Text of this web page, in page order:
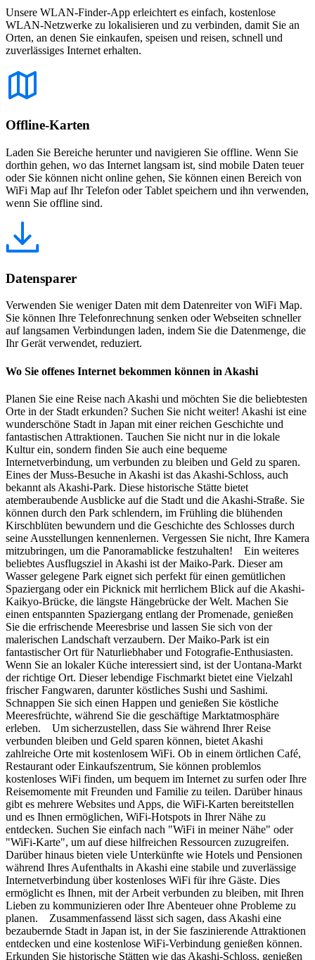
Unsere WLAN-Finder-App erleichtert es einfach, kostenlose
WLAN-Netzwerke zu lokalisieren und zu verbinden, damit Sie an
Orten, an denen Sie einkaufen, speisen und reisen, schnell und
zuverlässiges Internet erhalten.
Offline-Karten
Laden Sie Bereiche herunter und navigieren Sie offline. Wenn Sie
dorthin gehen, wo das Internet langsam ist, sind mobile Daten teuer
oder Sie können nicht online gehen, Sie können einen Bereich von
WiFi Map auf Ihr Telefon oder Tablet speichern und ihn verwenden,
wenn Sie offline sind.
Datensparer
Verwenden Sie weniger Daten mit dem Datenreiter von WiFi Map.
Sie können Ihre Telefonrechnung senken oder Webseiten schneller
auf langsamen Verbindungen laden, indem Sie die Datenmenge, die
Ihr Gerät verwendet, reduziert.
Wo Sie offenes Internet bekommen können in Akashi
Planen Sie eine Reise nach Akashi und möchten Sie die beliebtesten
Orte in der Stadt erkunden? Suchen Sie nicht weiter! Akashi ist eine
wunderschöne Stadt in Japan mit einer reichen Geschichte und
fantastischen Attraktionen. Tauchen Sie nicht nur in die lokale
Kultur ein, sondern finden Sie auch eine bequeme
Internetverbindung, um verbunden zu bleiben und Geld zu sparen.
Eines der Muss-Besuche in Akashi ist das Akashi-Schloss, auch
bekannt als Akashi-Park. Diese historische Stätte bietet
atemberaubende Ausblicke auf die Stadt und die Akashi-Straße. Sie
können durch den Park schlendern, im Frühling die blühenden
Kirschblüten bewundern und die Geschichte des Schlosses durch
seine Ausstellungen kennenlernen. Vergessen Sie nicht, Ihre Kamera
mitzubringen, um die Panoramablicke festzuhalten! Ein weiteres
beliebtes Ausflugsziel in Akashi ist der Maiko-Park. Dieser am
Wasser gelegene Park eignet sich perfekt für einen gemütlichen
Spaziergang oder ein Picknick mit herrlichem Blick auf die Akashi-
Kaikyo-Brücke, die längste Hängebrücke der Welt. Machen Sie
einen entspannten Spaziergang entlang der Promenade, genießen
Sie die erfrischende Meeresbrise und lassen Sie sich von der
malerischen Landschaft verzaubern. Der Maiko-Park ist ein
fantastischer Ort für Naturliebhaber und Fotografie-Enthusiasten.
Wenn Sie an lokaler Küche interessiert sind, ist der Uontana-Markt
der richtige Ort. Dieser lebendige Fischmarkt bietet eine Vielzahl
frischer Fangwaren, darunter köstliches Sushi und Sashimi.
Schnappen Sie sich einen Happen und genießen Sie köstliche
Meeresfrüchte, während Sie die geschäftige Marktatmosphäre
erleben. Um sicherzustellen, dass Sie während Ihrer Reise
verbunden bleiben und Geld sparen können, bietet Akashi
zahlreiche Orte mit kostenlosem WiFi. Ob in einem örtlichen Café,
Restaurant oder Einkaufszentrum, Sie können problemlos
kostenloses WiFi finden, um bequem im Internet zu surfen oder Ihre
Reisemomente mit Freunden und Familie zu teilen. Darüber hinaus
gibt es mehrere Websites und Apps, die WiFi-Karten bereitstellen
und es Ihnen ermöglichen, WiFi-Hotspots in Ihrer Nähe zu
entdecken. Suchen Sie einfach nach "WiFi in meiner Nähe" oder
"WiFi-Karte", um auf diese hilfreichen Ressourcen zuzugreifen.
Darüber hinaus bieten viele Unterkünfte wie Hotels und Pensionen
während Ihres Aufenthalts in Akashi eine stabile und zuverlässige
Internetverbindung über kostenloses WiFi für ihre Gäste. Dies
ermöglicht es Ihnen, mit der Arbeit verbunden zu bleiben, mit Ihren
Lieben zu kommunizieren oder Ihre Abenteuer ohne Probleme zu
planen. Zusammenfassend lässt sich sagen, dass Akashi eine
bezaubernde Stadt in Japan ist, in der Sie faszinierende Attraktionen
entdecken und eine kostenlose WiFi-Verbindung genießen können.
Erkunden Sie historische Stätten wie das Akashi-Schloss, genießen